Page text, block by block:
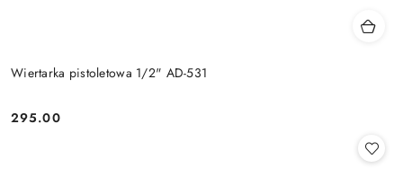
Wiertarka pistoletowa 1/2" AD-531
Cena:
295.00